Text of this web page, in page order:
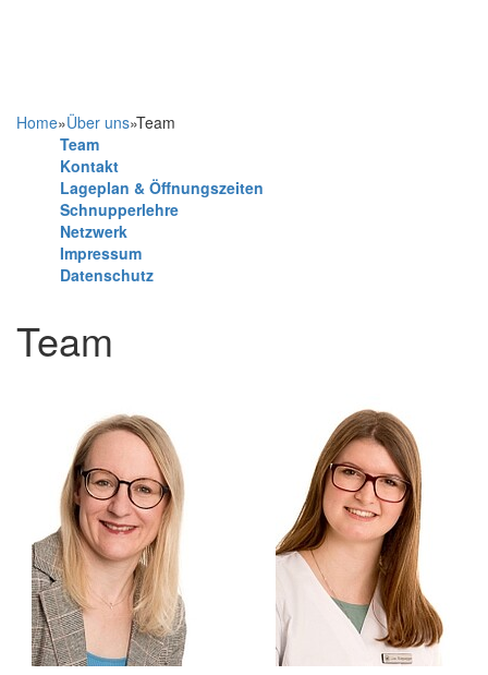
Home»Über uns»Team
Team
Kontakt
Lageplan & Öffnungszeiten
Schnupperlehre
Netzwerk
Impressum
Datenschutz
Team